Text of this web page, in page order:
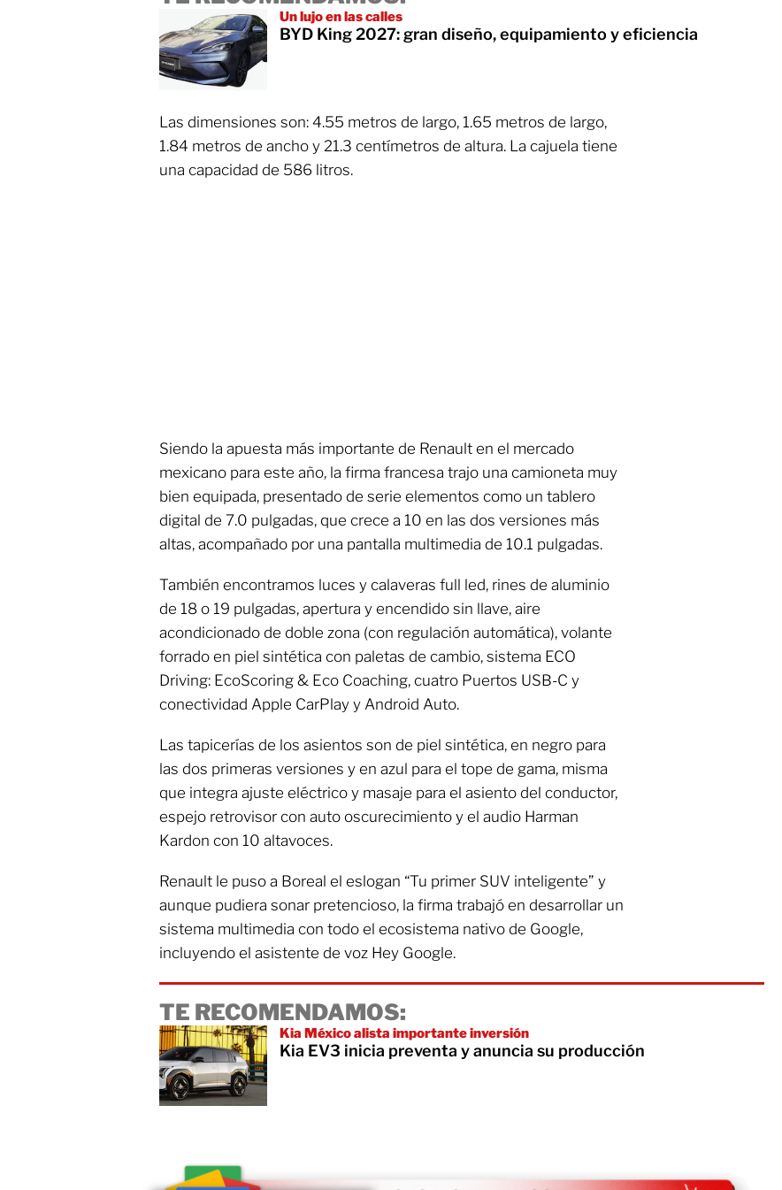
Un lujo en las calles
BYD King 2027: gran diseño, equipamiento y eficiencia
Las dimensiones son: 4.55 metros de largo, 1.65 metros de largo,
1.84 metros de ancho y 21.3 centímetros de altura. La cajuela tiene
una capacidad de 586 litros.
Siendo la apuesta más importante de Renault en el mercado
mexicano para este año, la firma francesa trajo una camioneta muy
bien equipada, presentado de serie elementos como un tablero
digital de 7.0 pulgadas, que crece a 10 en las dos versiones más
altas, acompañado por una pantalla multimedia de 10.1 pulgadas.
También encontramos luces y calaveras full led, rines de aluminio
de 18 o 19 pulgadas, apertura y encendido sin llave, aire
acondicionado de doble zona (con regulación automática), volante
forrado en piel sintética con paletas de cambio, sistema ECO
Driving: EcoScoring & Eco Coaching, cuatro Puertos USB-C y
conectividad Apple CarPlay y Android Auto.
Las tapicerías de los asientos son de piel sintética, en negro para
las dos primeras versiones y en azul para el tope de gama, misma
que integra ajuste eléctrico y masaje para el asiento del conductor,
espejo retrovisor con auto oscurecimiento y el audio Harman
Kardon con 10 altavoces.
Renault le puso a Boreal el eslogan “Tu primer SUV inteligente” y
aunque pudiera sonar pretencioso, la firma trabajó en desarrollar un
sistema multimedia con todo el ecosistema nativo de Google,
incluyendo el asistente de voz Hey Google.
TE RECOMENDAMOS:
Kia México alista importante inversión
Kia EV3 inicia preventa y anuncia su producción